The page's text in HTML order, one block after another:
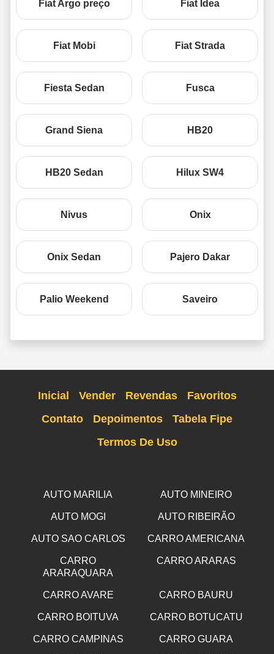
Fiat Argo preço Fiat Idea
Fiat Mobi Fiat Strada
Fiesta Sedan Fusca
Grand Siena HB20
HB20 Sedan Hilux SW4
Nivus Onix
Onix Sedan Pajero Dakar
Palio Weekend Saveiro
Inicial Vender Revendas
Favoritos
Contato
Depoimentos
Tabela Fipe
Termos De Uso
AUTO MARILIA AUTO MINEIRO
AUTO MOGI AUTO RIBEIRÃO
AUTO SAO CARLOS CARRO AMERICANA
CARRO
ARARAQUARA
CARRO ARARAS
CARRO AVARE CARRO BAURU
CARRO BOITUVA CARRO BOTUCATU
CARRO CAMPINAS CARRO GUARA